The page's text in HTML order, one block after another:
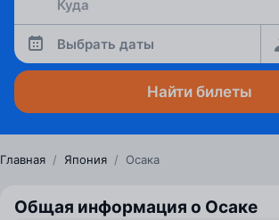
Выбрать даты
Найти билеты
Главная / Япония / Осака
Общая информация о Осаке